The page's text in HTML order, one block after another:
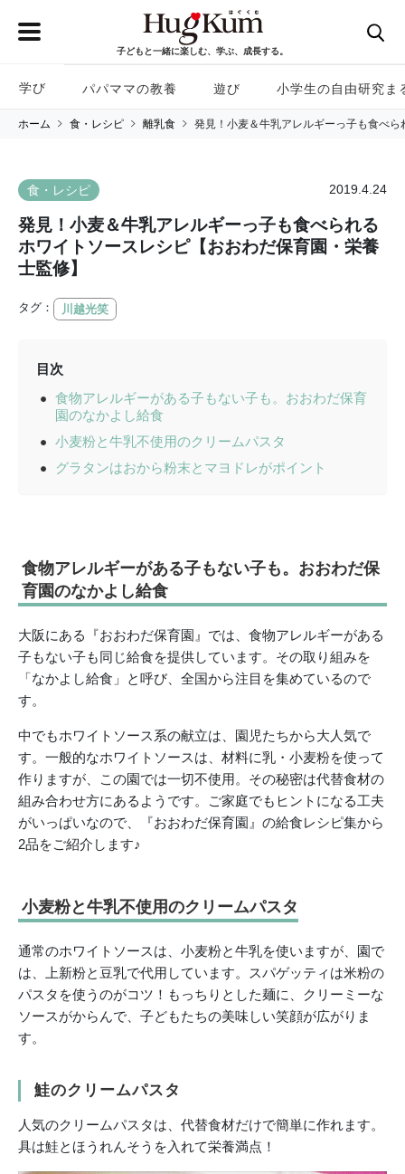
子どもと一緒に楽しむ、学ぶ、成長する。
学び パパママの教養 遊び 小学生の自由研究ま
ホーム 食・レシピ 離乳食 発見！小麦＆牛乳アレルギーっ子も食べ
食・レシピ 2019.4.24
発見！小麦＆牛乳アレルギーっ子も食べられる
ホワイトソースレシピ【おおわだ保育園・栄養
士監修】
タグ： 川越光笑
目次
食物アレルギーがある子もない子も。おおわだ保育
園のなかよし給食
小麦粉と牛乳不使用のクリームパスタ
グラタンはおから粉末とマヨドレがポイント
食物アレルギーがある子もない子も。おおわだ保
育園のなかよし給食
大阪にある『おおわだ保育園』では、食物アレルギーがある
子もない子も同じ給食を提供しています。その取り組みを
「なかよし給食」と呼び、全国から注目を集めているので
す。
中でもホワイトソース系の献立は、園児たちから大人気で
す。一般的なホワイトソースは、材料に乳・小麦粉を使って
作りますが、この園では一切不使用。その秘密は代替食材の
組み合わせ方にあるようです。ご家庭でもヒントになる工夫
がいっぱいなので、『おおわだ保育園』の給食レシピ集から
2品をご紹介します♪
小麦粉と牛乳不使用のクリームパスタ
通常のホワイトソースは、小麦粉と牛乳を使いますが、園で
は、上新粉と豆乳で代用しています。スパゲッティは米粉の
パスタを使うのがコツ！もっちりとした麺に、クリーミーな
ソースがからんで、子どもたちの美味しい笑顔が広がりま
す。
鮭のクリームパスタ
人気のクリームパスタは、代替食材だけで簡単に作れます。
具は鮭とほうれんそうを入れて栄養満点！